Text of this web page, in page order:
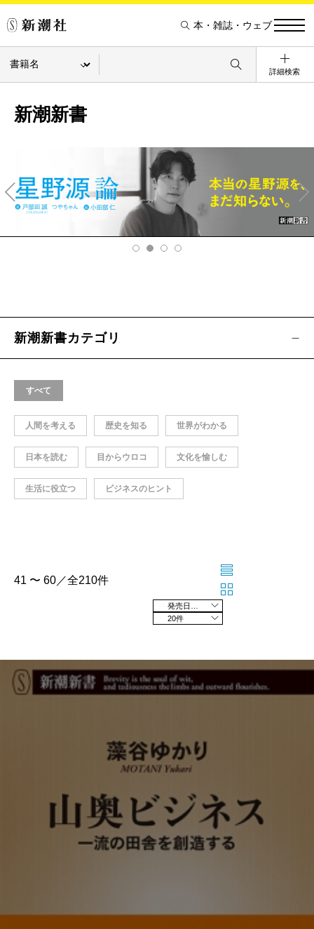
本・雑誌・ウェブ
詳細検索
新潮新書
v
Ne
xt
新潮新書カテゴリ
すべて
人間を考える 歴史を知る 世界がわかる
日本を読む 目からウロコ 文化を愉しむ
生活に役立つ ビジネスのヒント
41 〜 60／全210件
20件